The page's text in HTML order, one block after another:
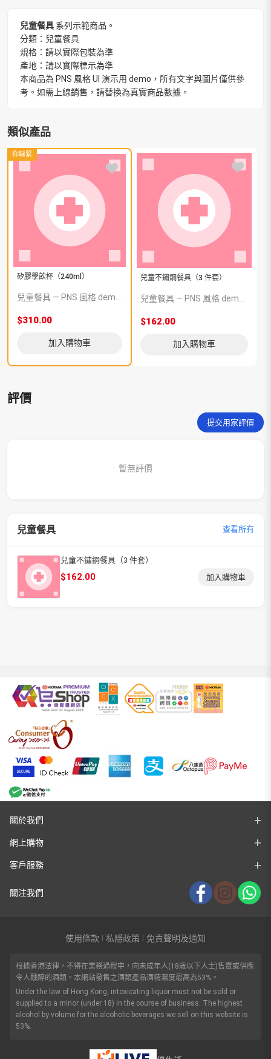
兒童餐具 系列示範商品。
分類：兒童餐具
規格：請以實際包裝為準
產地：請以實際標示為準
本商品為 PNS 風格 UI 演示用 demo，所有文字與圖片僅供參
考。如需上線銷售，請替換為真實商品數據。
類似產品
你睇緊
矽膠學飲杯（240ml）
兒童餐具 — PNS 風格 demo 占位商品，方便首頁與分類頁版位演示，上線前由業務替換為真實 SKU。
$310.00
加入購物車
兒童不鏽鋼餐具（3 件套）
兒童餐具 — PNS 風格 demo 占位商品，方便首頁與分類頁版位演示，上線前由業務替換為真實 SKU。
$162.00
加入購物車
評價
提交用家評價
暫無評價
兒童餐具 查看所有
兒童不鏽鋼餐具（3 件套）
$162.00 加入購物車
關於我們
網上購物
客戶服務
關注我們
使用條款 私隱政策 免責聲明及通知
根據香港法律，不得在業務過程中，向未成年人(18歲以下人士)售賣或供應
令人醺醉的酒類。本網站發售之酒類產品酒精濃度最高為53%。
Under the law of Hong Kong, intoxicating liquor must not be sold or
supplied to a minor (under 18) in the course of business. The highest
alcohol by volume for the alcoholic beverages we sell on this website is
53%.